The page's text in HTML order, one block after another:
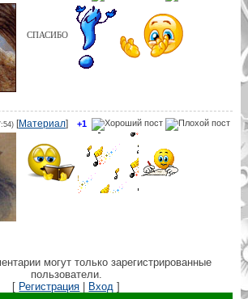
СПАСИБО
+1
[Материал]
могут только зарегистрированные
пользователи.
[ Регистрация | Вход ]